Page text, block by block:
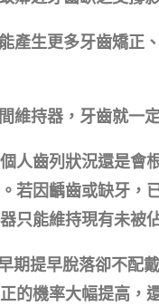
產生更多牙齒矯正
維持器，牙齒就一
人齒列狀況還是會
若因齲齒或缺牙，
只能維持現有未被
期提早脫落卻不配
的機率大幅提高，